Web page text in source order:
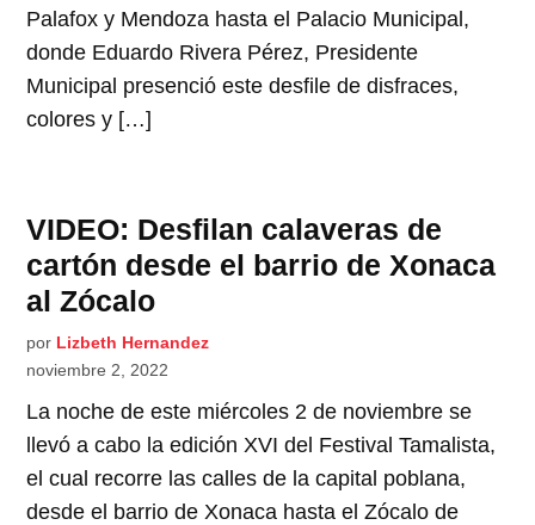
Palafox y Mendoza hasta el Palacio Municipal,
donde Eduardo Rivera Pérez, Presidente
Municipal presenció este desfile de disfraces,
colores y […]
VIDEO: Desfilan calaveras de
cartón desde el barrio de Xonaca
al Zócalo
por Lizbeth Hernandez
noviembre 2, 2022
La noche de este miércoles 2 de noviembre se
llevó a cabo la edición XVI del Festival Tamalista,
el cual recorre las calles de la capital poblana,
desde el barrio de Xonaca hasta el Zócalo de